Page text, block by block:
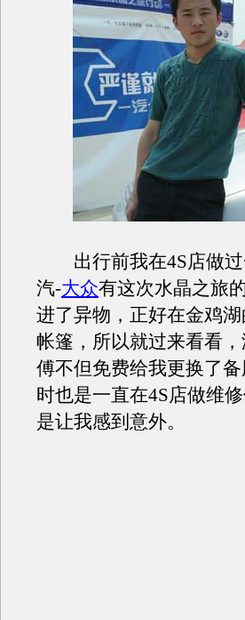
出行前我在4S店做过
汽-大众有这次水晶之旅
进了异物，正好在金鸡
帐篷，所以就过来看看
傅不但免费给我更换了
时也是一直在4S店做维
是让我感到意外。